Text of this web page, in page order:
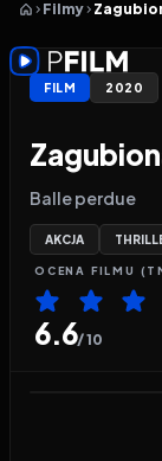
Filmy
FILM 2020
Balle perdue
AKCJA
OCENA FILMU
6.6/ 10